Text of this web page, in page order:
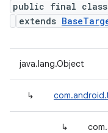
public final class
extends
java.lang.Object
↳
↳